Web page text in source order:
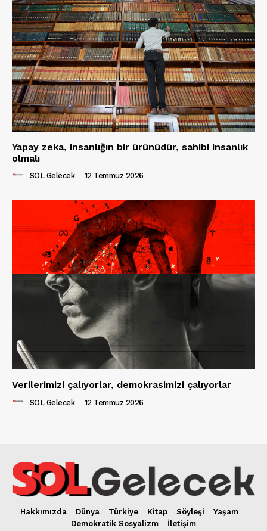
Yapay zeka, insanlığın bir ürünüdür, sahibi insanlık
olmalı
SOL Gelecek - 12 Temmuz 2026
Verilerimizi çalıyorlar, demokrasimizi çalıyorlar
SOL Gelecek - 12 Temmuz 2026
Hakkımızda Dünya Türkiye Kitap Söyleşi
Yaşam
Demokratik Sosyalizm
İletişim